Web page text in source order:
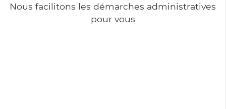
Nous facilitons les démarches administratives
pour vous